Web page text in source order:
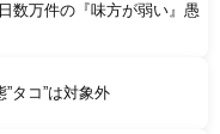
数万件の『味方が弱い』愚
”タコ”は対象外